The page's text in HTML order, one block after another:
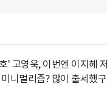
' 고영욱, 이번엔 이지혜 저
니멀리즘? 많이 출세했구